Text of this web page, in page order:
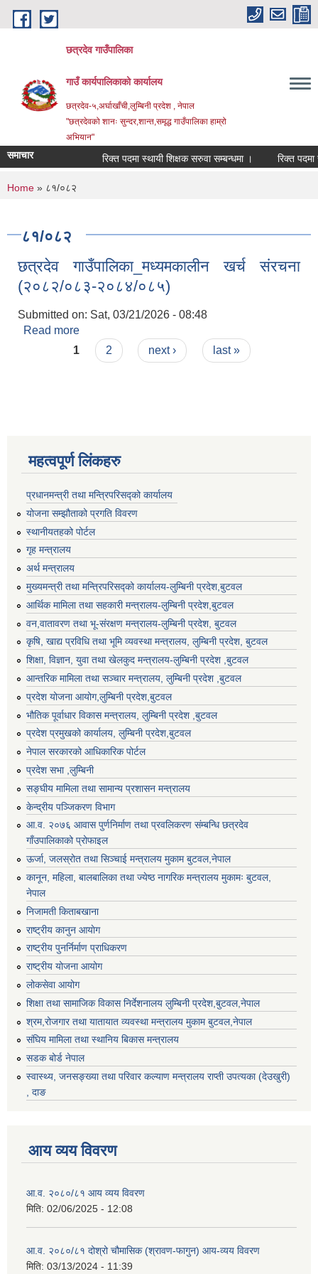
Skip to main content
छत्रदेव गाउँपालिका
गाउँ कार्यपालिकाको कार्यालय
छत्रदेव-५,अर्घाखाँची,लुम्बिनी प्रदेश , नेपाल
"छत्रदेवको शानः सुन्दर,शान्त,समृद्ध गाउँपालिका हाम्रो
अभियान"
समाचार रिक्त पदमा स्थायी शिक्षक सरुवा सम्बन्धमा । रिक्त पदमा
You are here
Home » ८१/०८२
८१/०८२
छत्रदेव गाउँपालिका_मध्यमकालीन खर्च संरचना
(२०८२/०८३-२०८४/०८५)
Submitted on: Sat, 03/21/2026 - 08:48
Read more
(२०८२/०८३-२०८४/०८५)
Pages
1 2 next › last »
महत्वपूर्ण लिंकहरु
प्रधानमन्त्री तथा मन्त्रिपरिसद्को कार्यालय
योजना सम्झौताको प्रगति विवरण
स्थानीयतहको पोर्टल
गृह मन्त्रालय
अर्थ मन्त्रालय
मुख्यमन्त्री तथा मन्त्रिपरिसद्को कार्यालय-लुम्बिनी प्रदेश,बुटवल
आर्थिक मामिला तथा सहकारी मन्त्रालय-लुम्बिनी प्रदेश,बुटवल
वन,वातावरण तथा भू-संरक्षण मन्त्रालय-लुम्बिनी प्रदेश, बुटवल
कृषि, खाद्य प्रविधि तथा भूमि व्यवस्था मन्त्रालय, लुम्बिनी प्रदेश, बुटवल
शिक्षा, विज्ञान, युवा तथा खेलकुद मन्‍‍त्रालय-लुम्बिनी प्रदेश ,बुटवल
आन्तरिक मामिला तथा सञ्चार मन्त्रालय, लुम्बिनी प्रदेश ,बुटवल
प्रदेश योजना आयोग,लुम्बिनी प्रदेश,बुटवल
भौतिक पूर्वाधार विकास मन्त्रालय, लुम्बिनी प्रदेश ,बुटवल
प्रदेश प्रमुखको कार्यालय, लुम्बिनी प्रदेश,बुटवल
नेपाल सरकारको आधिकारिक पोर्टल
प्रदेश सभा ,लुम्बिनी
सङ्घीय मामिला तथा सामान्य प्रशासन मन्त्रालय
केन्द्रीय पञ्जिकरण विभाग
आ.व. २०७६ आवास पुर्णनिर्माण तथा प्रवलिकरण संम्बन्धि छत्रदेव
गाँउपालिकाको प्रोफाइल
ऊर्जा, जलस्रोत तथा सिञ्चाई मन्त्रालय मुकाम बुटवल,नेपाल
कानून, महिला, बालबालिका तथा ज्येष्ठ नागरिक मन्त्रालय मुकामः बुटवल,
नेपाल
निजामती किताबखाना
राष्ट्रीय कानुन आयाेग
राष्ट्रीय पुनर्निर्माण प्राधिकरण
राष्ट्रीय योजना आयोग
लोकसेवा आयोग
शिक्षा तथा सामाजिक विकास निर्देशनालय लुम्बिनी प्रदेश,बुटवल,नेपाल
श्रम,रोजगार तथा यातायात व्यवस्था मन्त्रालय मुकाम बुटवल,नेपाल
संघिय मामिला तथा स्थानिय बिकास मन्त्रालय
सडक बोर्ड नेपाल
स्वास्थ्य, जनसङ्ख्या तथा परिवार कल्याण मन्त्रालय राप्ती उपत्यका (देउखुरी)
, दाङ
आय व्यय विवरण
आ.व. २०८०/८१ आय व्यय विवरण
मिति: 02/06/2025 - 12:08
आ.व. २०८०/८१ दोश्रो चौमासिक (श्रावण-फागुन) आय-व्यय विवरण
मिति: 03/13/2024 - 11:39